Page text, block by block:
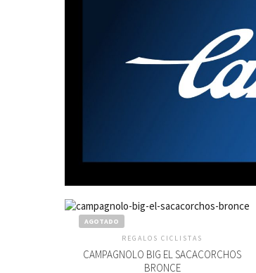
AGOTADO
REGALOS CICLISTAS
CAMPAGNOLO BIG EL SACACORCHOS
BRONCE